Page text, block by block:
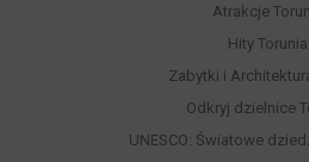
Atrakcje
Hity Torunia
Zabytki i
Odkryj dzielnice
UNESCO: Światowe